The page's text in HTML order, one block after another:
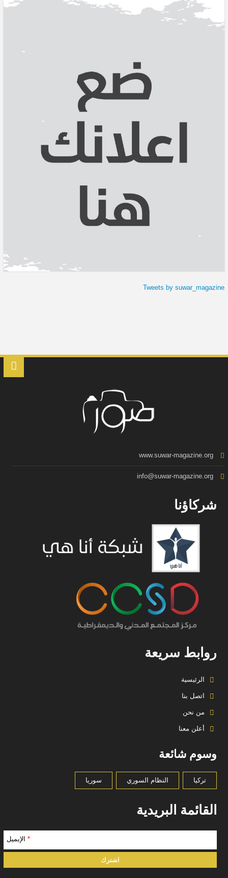
Tweets by suwar_magazine
www.suwar-magazine.org
info@suwar-magazine.org
شركاؤنا
روابط سريعة
الرئيسية
اتصل بنا
من نحن
أعلن معنا
وسوم شائعة
تركيا النظام السوري سوريا
القائمة البريدية
* الإيميل